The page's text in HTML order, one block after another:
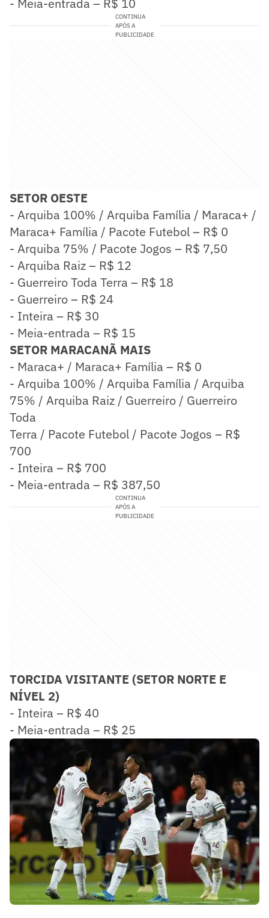
CONTINUA
APÓS A
PUBLICIDADE
SETOR OESTE
- Arquiba 100% / Arquiba Família / Maraca+ /
Maraca+ Família / Pacote Futebol – R$ 0
- Arquiba 75% / Pacote Jogos – R$ 7,50
- Arquiba Raiz – R$ 12
- Guerreiro Toda Terra – R$ 18
- Guerreiro – R$ 24
- Inteira – R$ 30
- Meia-entrada – R$ 15
SETOR MARACANÃ MAIS
- Maraca+ / Maraca+ Família – R$ 0
- Arquiba 100% / Arquiba Família / Arquiba
75% / Arquiba Raiz / Guerreiro / Guerreiro
Toda
Terra / Pacote Futebol / Pacote Jogos – R$
700
- Inteira – R$ 700
- Meia-entrada – R$ 387,50
CONTINUA
APÓS A
PUBLICIDADE
TORCIDA VISITANTE (SETOR NORTE E
NÍVEL 2)
- Inteira – R$ 40
- Meia-entrada – R$ 25